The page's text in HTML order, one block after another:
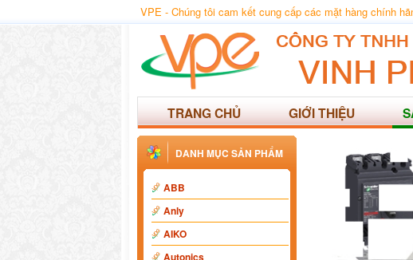
VPE - Chúng tôi cam kết cung cấp các mặt hàng chính
TRANG CHỦ GIỚI THIỆU
DANH MỤC SẢN PHẨM
ABB
Anly
AIKO
Autonics